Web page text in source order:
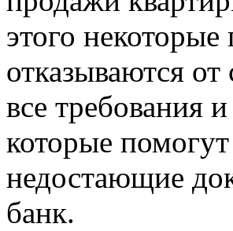
этого
отказываются
все требования
которые
недостающие
банк.